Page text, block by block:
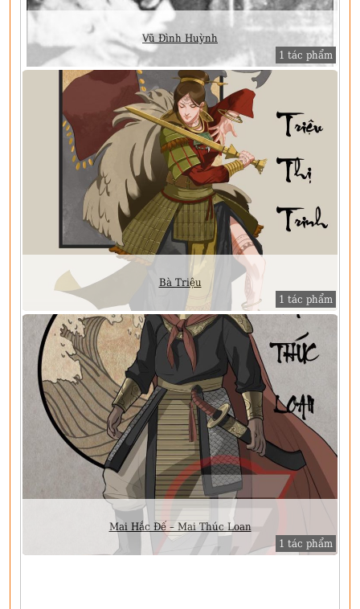
Vũ Đình Huỳnh
1 tác phẩm
Bà Triệu
1 tác phẩm
Mai Hắc Đế – Mai Thúc Loan
1 tác phẩm